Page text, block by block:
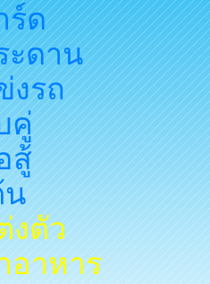
ร์ด
ดาน
รถ
คู่
สู้
น
งตัว
อาหาร